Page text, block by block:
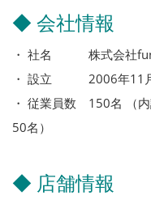
◆ 会社情報
・ 社名 株式会社fun
・ 設立 2006年11
・ 従業員数 150名 （
50名）
◆ 店舗情報